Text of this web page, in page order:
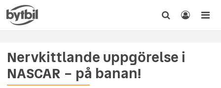
Nervkittlande uppgörelse i
NASCAR – på banan!